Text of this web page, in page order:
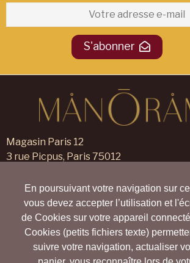
En poursuivant votre navigation sur
vous devez accepter l’utilisation et
de Cookies sur votre appareil
Cookies (petits fichiers texte)
suivre votre navigation, actualiser
S'abonner
Magasin Paris 12
3 rue Picpus, Paris 75012
Magasin Verneuil sur Avre
105 rue des Trois Maillets,
Verneuil d'Avre et d'Iton 27130
09 55 830 830